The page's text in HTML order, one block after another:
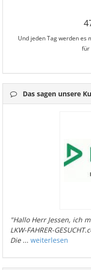
Und jeden Tag werden es
für
Das sagen unsere
"Hallo Herr Jessen, ich
LKW-FAHRER-
Die... weiterlesen